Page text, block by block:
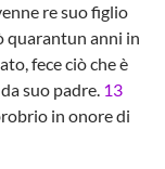
re suo figlio
quarantun anni in
fece ciò che è
suo padre. 13
in onore di